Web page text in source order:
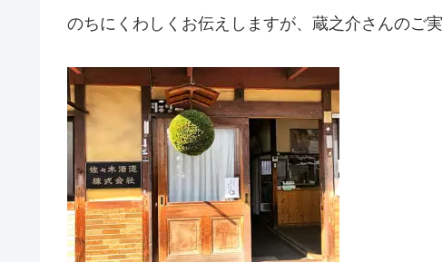
のちにくわしくお伝えしますが、蔵之介さんのご